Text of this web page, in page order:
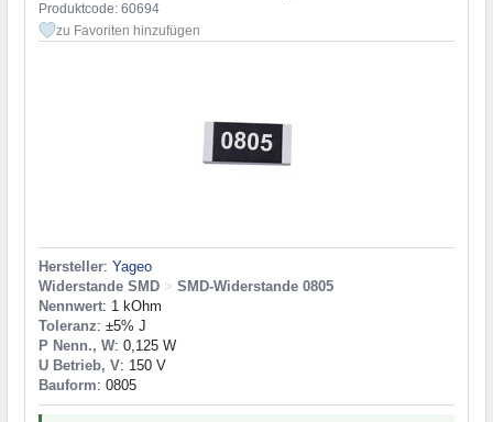
Produktcode: 60694
zu Favoriten hinzufügen
Hersteller: Yageo
Widerstande SMD > SMD-Widerstande 0805
Nennwert: 1 kOhm
Toleranz: ±5% J
P Nenn., W: 0,125 W
U Betrieb, V: 150 V
Bauform: 0805